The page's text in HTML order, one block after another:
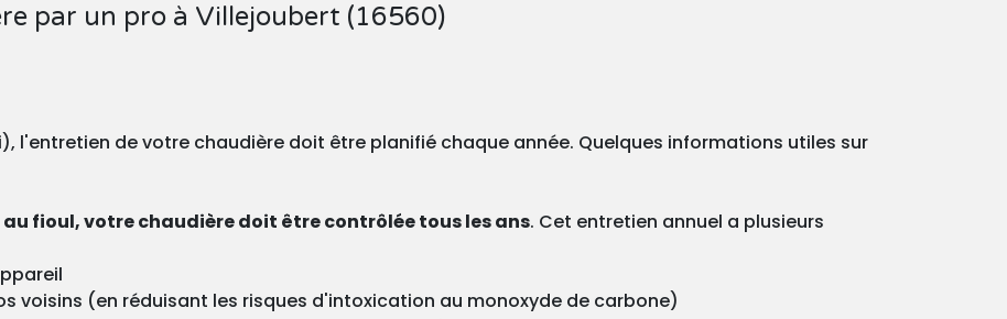
par un pro à Villejoubert (16560)
l'entretien de votre chaudière doit être planifié chaque année. Quelques informations utiles sur
fioul, votre chaudière doit être contrôlée tous les ans. Cet entretien annuel a plusieurs
voisins (en réduisant les risques d'intoxication au monoxyde de carbone)